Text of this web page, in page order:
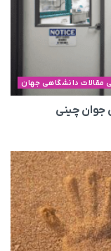
مقالات دانشگاهی جهان
جوان چینی